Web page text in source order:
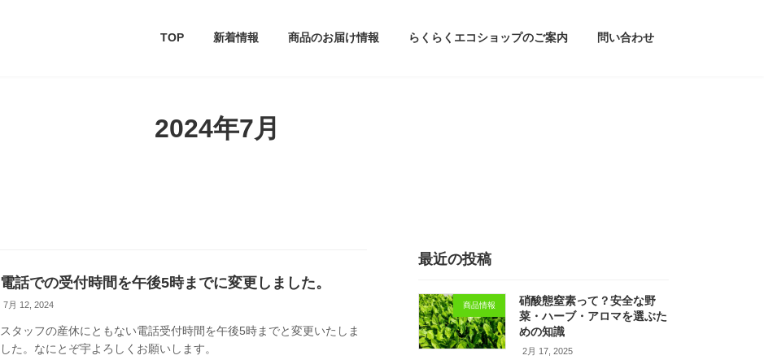
TOP 新着情報 商品のお届け情報 らくらくエコショップのご案内 問い合わせ
2024年7月
電話での受付時間を午後5時までに変更しました。
7月 12, 2024
スタッフの産休にともない電話受付時間を午後5時までと変更いたしま
した。なにとぞ宇よろしくお願いします。
最近の投稿
商品情報
硝酸態窒素って？安全な野
菜・ハーブ・アロマを選ぶた
めの知識
2月 17, 2025